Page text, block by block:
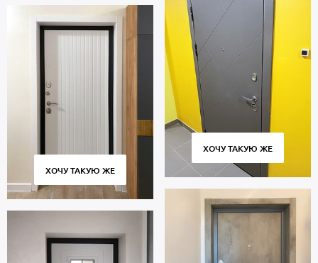
ХОЧУ ТАКУЮ ЖЕ
ХОЧУ ТАКУЮ ЖЕ